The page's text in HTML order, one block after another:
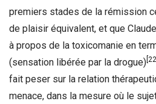
premiers stades de la rémission
de plaisir équivalent, et que
à propos de la toxicomanie en
(sensation libérée par la drogue) [22]
fait peser sur la relation
menace, dans la mesure où le